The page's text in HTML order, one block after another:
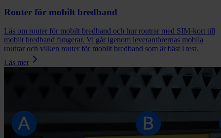
Router för mobilt bredband
Läs om router för mobilt bredband och hur routrar med SIM-kort till
mobilt bredband fungerar. Vi går igenom leverantörernas mobila
routrar och vilken router för mobilt bredband som är bäst i test.
Läs mer